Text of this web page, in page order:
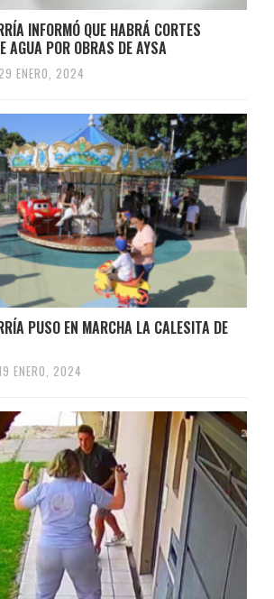
INFORMÓ QUE HABRÁ CORTES
AGUA POR OBRAS DE AYSA
29 ENERO, 2024
PUSO EN MARCHA LA CALESITA DE
ENERO, 2024